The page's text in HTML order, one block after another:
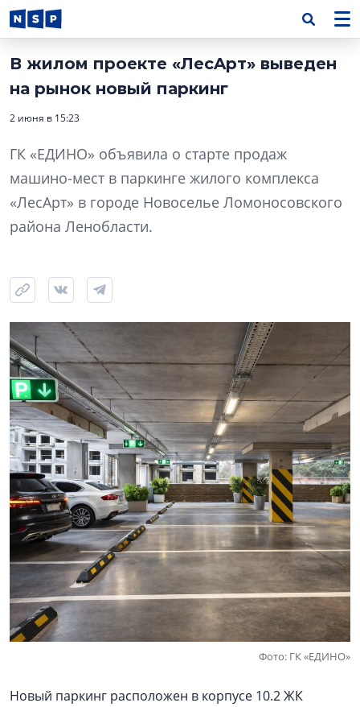
В жилом проекте «ЛесAрт» выведен
на рынок новый паркинг
2 июня в 15:23
ГК «ЕДИНО» объявила о старте продаж
машино-мест в паркинге жилого комплекса
«ЛесAрт» в городе Новоселье Ломоносовского
района Ленобласти.
Фото: ГК «ЕДИНО»
Новый паркинг расположен в корпусе 10.2 ЖК